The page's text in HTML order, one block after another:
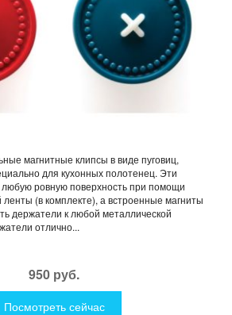
магнитные клипсы в виде пуговиц,
для кухонных полотенец. Эти
любую ровную поверхность при помощи
ленты (в комплекте), а встроенные магниты
держатели к любой металлической
отлично...
950 руб.
Посмотреть сейчас